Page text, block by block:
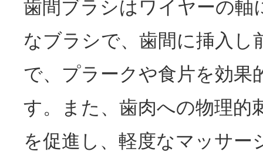
歯間ブラシはワイヤーの軸
なブラシで、歯間に挿入し
で、プラークや食片を効果
す。また、歯肉への物理的
を促進し、軽度なマッサー